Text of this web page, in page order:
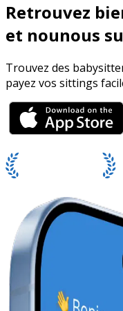
Retrouvez
et nounous
Trouvez des
payez vos sittings